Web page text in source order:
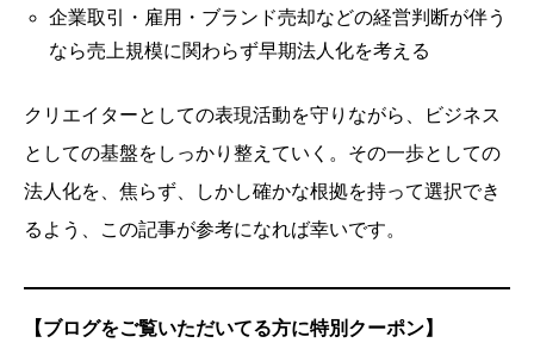
企業取引・雇用・ブランド売却などの経営判断が伴う
なら売上規模に関わらず早期法人化を考える
クリエイターとしての表現活動を守りながら、ビジネス
としての基盤をしっかり整えていく。その一歩としての
法人化を、焦らず、しかし確かな根拠を持って選択でき
るよう、この記事が参考になれば幸いです。
【ブログをご覧いただいてる方に特別クーポン】